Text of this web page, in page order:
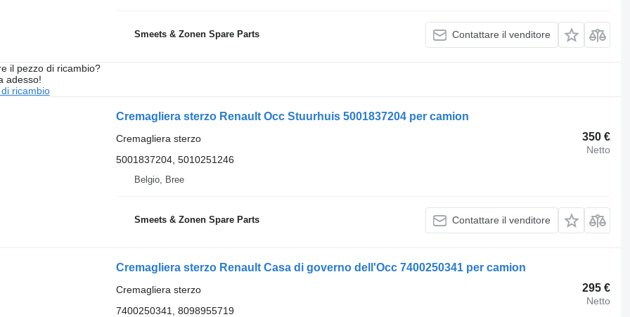
Smeets & Zonen Spare Parts Contattare il venditore
il pezzo di ricambio?
adesso!
ricambio
Cremagliera sterzo Renault Occ Stuurhuis 5001837204 per camion
350 €
Netto
Cremagliera sterzo
5001837204, 5010251246
Belgio, Bree
Smeets & Zonen Spare Parts Contattare il venditore
Cremagliera sterzo Renault Casa di governo dell'Occ 7400250341 per camion
295 €
Netto
Cremagliera sterzo
7400250341, 8098955719